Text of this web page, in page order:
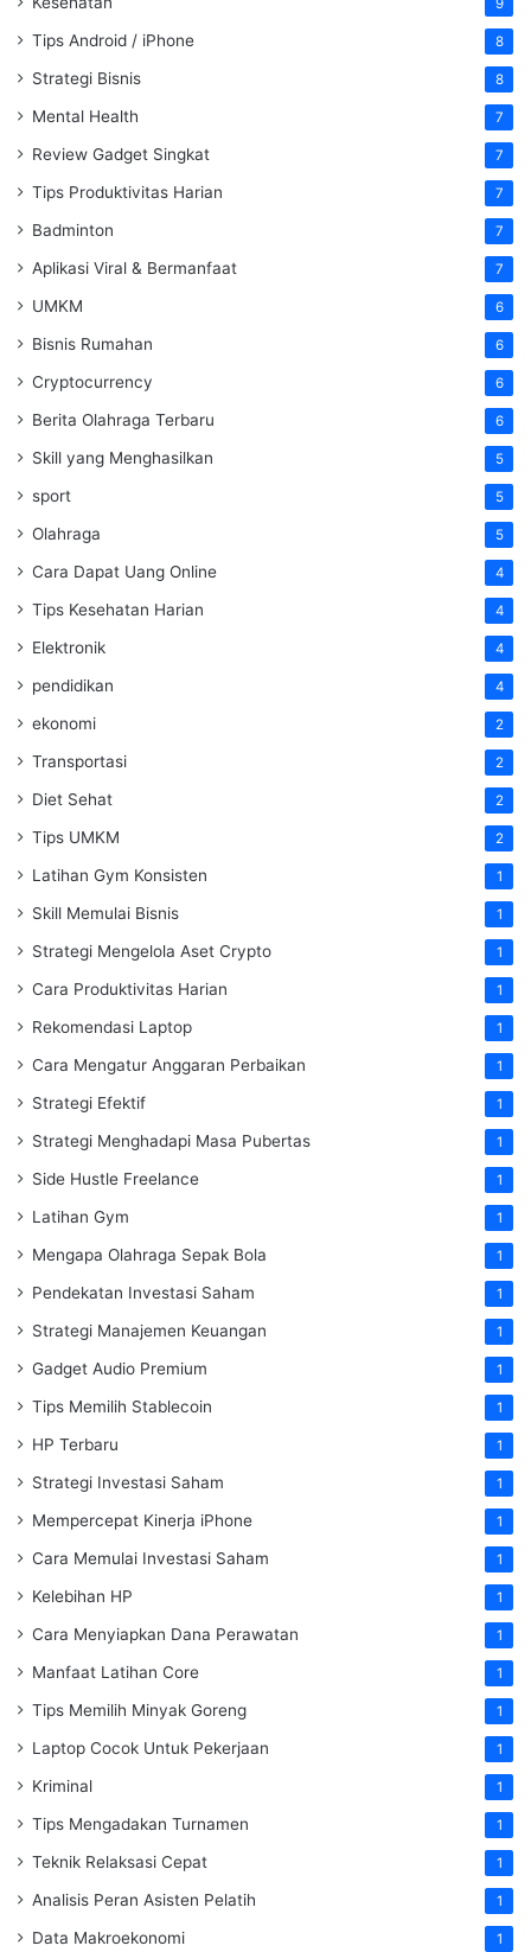
9
Tips Android / iPhone 8
Strategi Bisnis 8
Mental Health 7
Review Gadget Singkat 7
Tips Produktivitas Harian 7
Badminton 7
Aplikasi Viral & Bermanfaat 7
UMKM 6
Bisnis Rumahan 6
Cryptocurrency 6
Berita Olahraga Terbaru 6
Skill yang Menghasilkan 5
sport 5
Olahraga 5
Cara Dapat Uang Online 4
Tips Kesehatan Harian 4
Elektronik 4
pendidikan 4
ekonomi 2
Transportasi 2
Diet Sehat 2
Tips UMKM 2
Latihan Gym Konsisten 1
Skill Memulai Bisnis 1
Strategi Mengelola Aset Crypto 1
Cara Produktivitas Harian 1
Rekomendasi Laptop 1
Cara Mengatur Anggaran Perbaikan 1
Strategi Efektif 1
Strategi Menghadapi Masa Pubertas 1
Side Hustle Freelance 1
Latihan Gym 1
Mengapa Olahraga Sepak Bola 1
Pendekatan Investasi Saham 1
Strategi Manajemen Keuangan 1
Gadget Audio Premium 1
Tips Memilih Stablecoin 1
HP Terbaru 1
Strategi Investasi Saham 1
Mempercepat Kinerja iPhone 1
Cara Memulai Investasi Saham 1
Kelebihan HP 1
Cara Menyiapkan Dana Perawatan 1
Manfaat Latihan Core 1
Tips Memilih Minyak Goreng 1
Laptop Cocok Untuk Pekerjaan 1
Kriminal 1
Tips Mengadakan Turnamen 1
Teknik Relaksasi Cepat 1
Analisis Peran Asisten Pelatih 1
Data Makroekonomi 1